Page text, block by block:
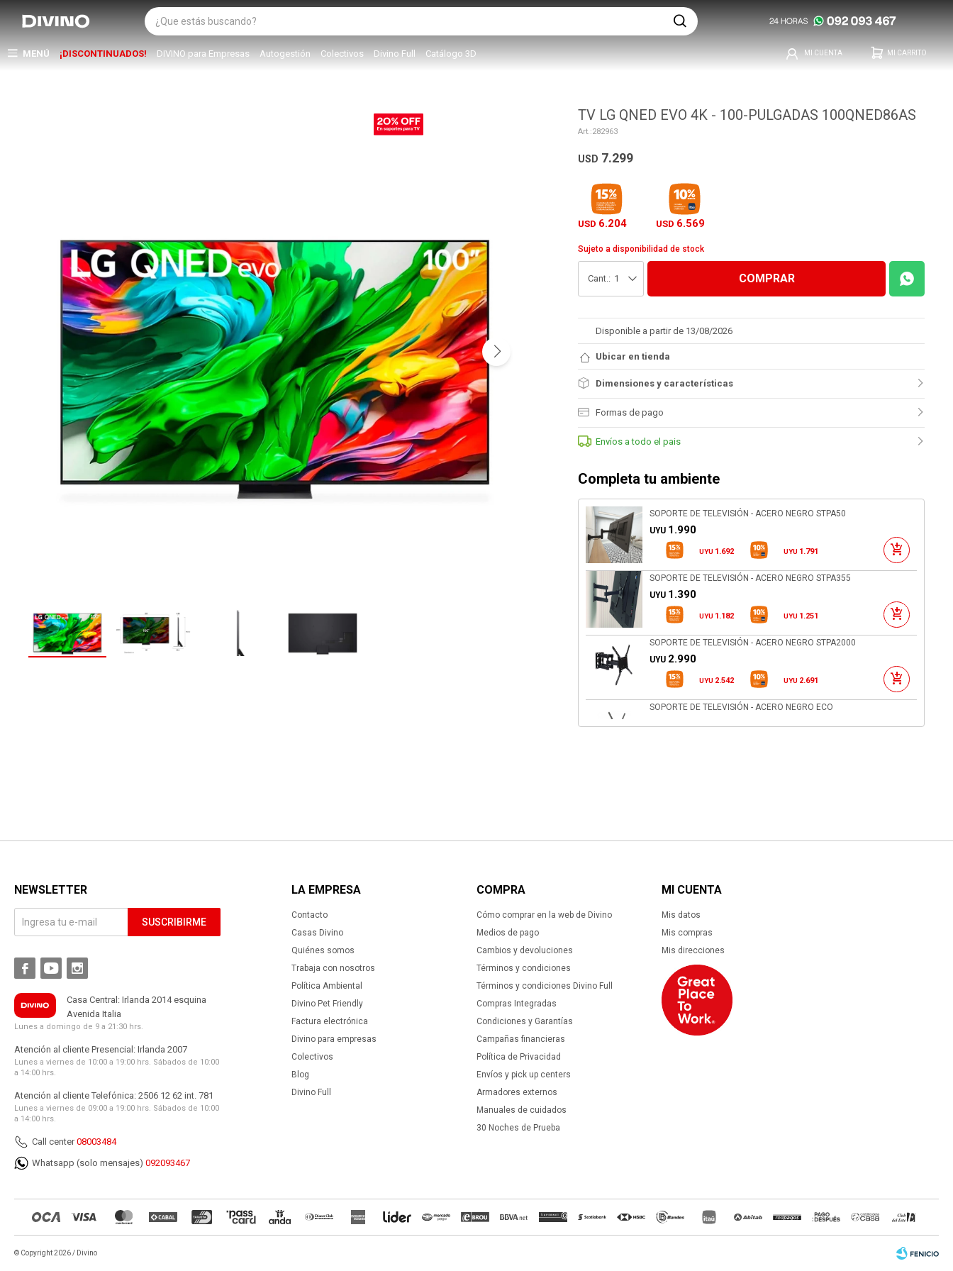
MENÚ ¡DISCONTINUADOS! DIVINO para Empresas Autogestión Colectivos Divino Full Catálogo 3D
TV LG QNED EVO 4K - 100-PULGADAS 100QNED86AS
282963
USD 7.299
USD 6.204 USD 6.569
Sujeto a disponibilidad de stock
1 COMPRAR
Disponible a partir de 13/08/2026
Ubicar en tienda
Dimensiones y características
Formas de pago
Envíos a todo el pais
Completa tu ambiente
SOPORTE DE TELEVISIÓN - ACERO NEGRO STPA50
UYU 1.990
UYU 1.692 UYU 1.791
SOPORTE DE TELEVISIÓN - ACERO NEGRO STPA355
UYU 1.390
UYU 1.182 UYU 1.251
SOPORTE DE TELEVISIÓN - ACERO NEGRO STPA2000
UYU 2.990
UYU 2.542 UYU 2.691
SOPORTE DE TELEVISIÓN - ACERO NEGRO ECO
UYU 790
LA EMPRESA
Contacto
Casas Divino
Quiénes somos
Trabaja con nosotros
Política Ambiental
Divino Pet Friendly
Factura electrónica
Divino para empresas
Colectivos
Blog
Divino Full
COMPRA
Cómo comprar en la web de Divino
Medios de pago
Cambios y devoluciones
Términos y condiciones
Términos y condiciones Divino Full
Compras Integradas
Condiciones y Garantías
Campañas financieras
Política de Privacidad
Envíos y pick up centers
Armadores externos
Manuales de cuidados
30 Noches de Prueba
MI CUENTA
Mis datos
Mis compras
Mis direcciones
NEWSLETTER
SUSCRIBIRME
  
Casa Central: Irlanda 2014 esquina
Avenida Italia
Lunes a domingo de 9 a 21:30 hrs.
Atención al cliente Presencial: Irlanda 2007
Lunes a viernes de 10:00 a 19:00 hrs. Sábados de 10:00
a 14:00 hrs.
Atención al cliente Telefónica: 2506 12 62 int. 781
Lunes a viernes de 09:00 a 19:00 hrs. Sábados de 10:00
a 14:00 hrs.
Call center08003484
Whatsapp (solo mensajes) 092093467
© Copyright 2026 / Divino